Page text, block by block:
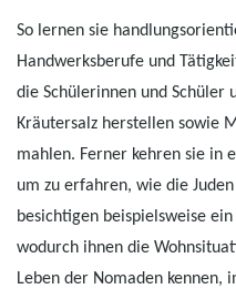
So lernen sie
Handwerksberufe und
die Schülerinnen und Schüler
Kräutersalz herstellen sowie
mahlen. Ferner kehren sie in
um zu erfahren, wie die
besichtigen beispielsweise
wodurch ihnen die
Leben der Nomaden kennen,